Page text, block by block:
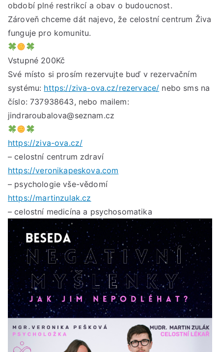
období plné restrikcí a obav o budoucnost.
Zároveň chceme dát najevo, že celostní centrum Živa
funguje pro komunitu.
Vstupné 200Kč
Své místo si prosím rezervujte buď v rezervačním
systému: https://ziva-ova.cz/rezervace/ nebo sms na
číslo: 737938643, nebo mailem:
jindraroubalova@seznam.cz
https://ziva-ova.cz/
– celostní centrum zdraví
https://veronikapeskova.com
– psychologie vše-vědomí
https://martinzulak.cz
– celostní medicína a psychosomatika